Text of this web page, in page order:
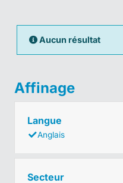
Aucun résultat
Affinage
Langue
Anglais
Secteur